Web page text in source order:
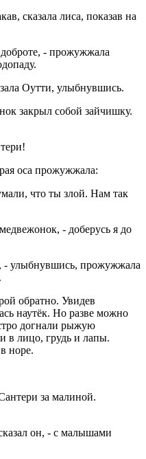
сказала лиса, показав на
- прожужжала
Оутти, улыбнувшись.
закрыл собой зайчишку.
оса прожужжала:
что ты злой. Нам так
- доберусь я до
улыбнувшись, прожужжала
обратно. Увидев
наутёк. Но разве можно
догнали рыжую
в лицо, грудь и лапы.
норе.
за малиной.
он, - с малышами